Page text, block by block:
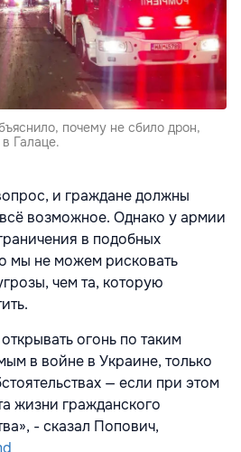
почему не сбило дрон,
Галаце.
и граждане должны
возможное. Однако у армии
в подобных
мы не можем рисковать
чем та, которую
огонь по таким
в войне в Украине, только
— если при этом
жизни гражданского
- сказал Попович,